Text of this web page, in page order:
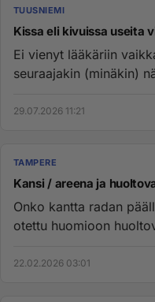
TUUSNIEMI
Kissa eli kivuissa useita
Ei vienyt lääkäriin
seuraajakin (minäkin)
29.07.2026 11:21
TAMPERE
Kansi / areena ja
Onko kantta radan
otettu huomioon
22.02.2026 03:01